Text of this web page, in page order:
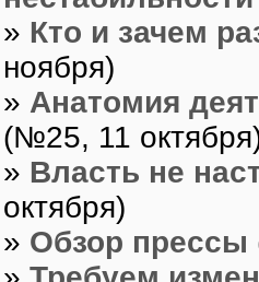
» Кто и зачем
ноября)
» Анатомия
(№25, 11
» Власть не
октября)
» Обзор прессы